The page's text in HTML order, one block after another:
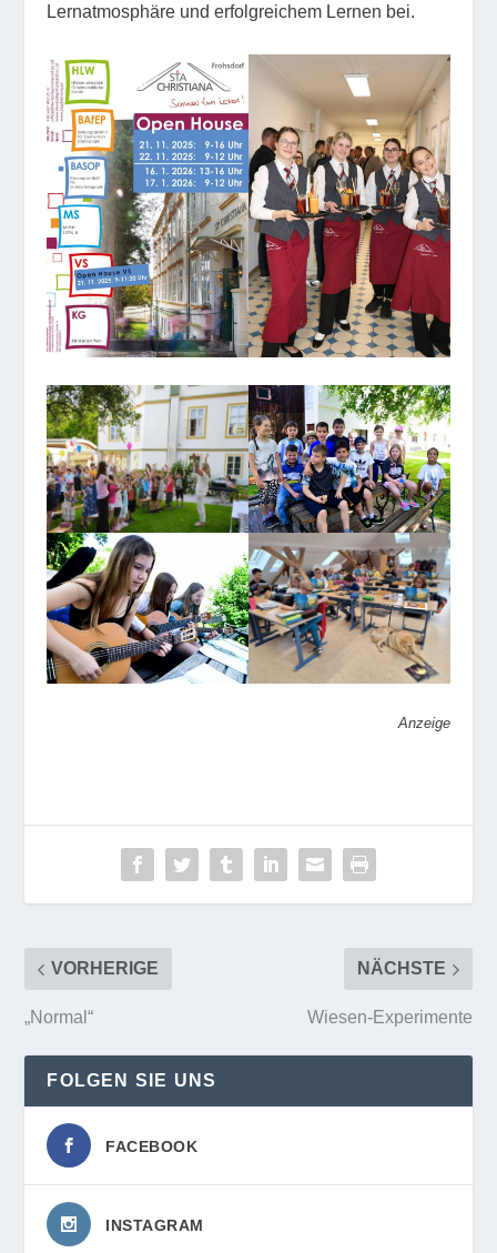
Lernatmosphäre und erfolgreichem Lernen bei.
Anzeige
VORHERIGE
„Normal“
NÄCHSTE
Wiesen-Experimente
FOLGEN SIE UNS
FACEBOOK
INSTAGRAM